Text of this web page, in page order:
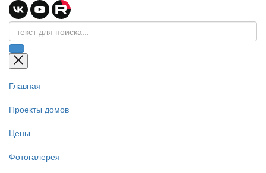
Главная
Проекты домов
Цены
Фотогалерея